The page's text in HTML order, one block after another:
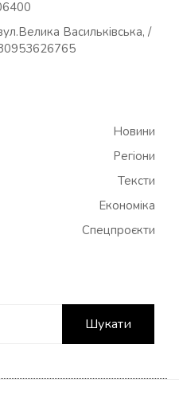
Васильківська, /
Новини
Регіони
Тексти
Економіка
Спецпроєкти